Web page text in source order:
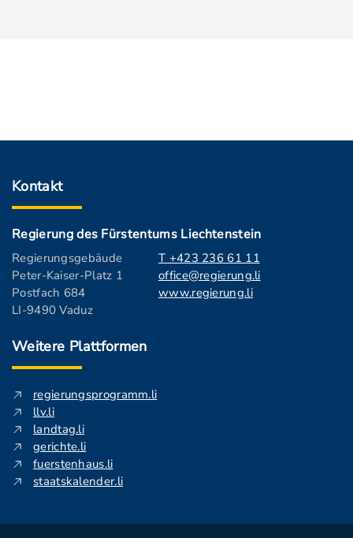
Kontakt
Regierung des Fürstentums Liechtenstein
Regierungsgebäude
Peter-Kaiser-Platz 1
Postfach 684
LI-9490 Vaduz
T +423 236 61 11
office@regierung.li
www.regierung.li
Weitere Plattformen
regierungsprogramm.li
llv.li
landtag.li
gerichte.li
fuerstenhaus.li
staatskalender.li